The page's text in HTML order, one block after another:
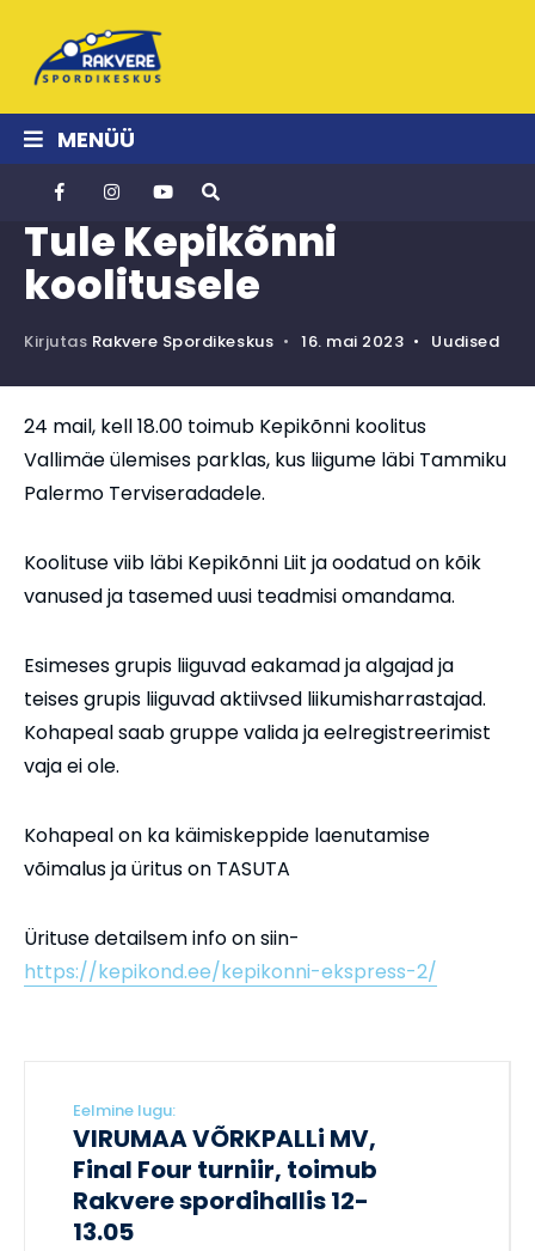
MENÜÜ
Tule Kepikõnni
koolitusele
Kirjutas Rakvere Spordikeskus • 16. mai 2023 • Uudised
24 mail, kell 18.00 toimub Kepikõnni koolitus
Vallimäe ülemises parklas, kus liigume läbi Tammiku
Palermo Terviseradadele.
Koolituse viib läbi Kepikõnni Liit ja oodatud on kõik
vanused ja tasemed uusi teadmisi omandama.
Esimeses grupis liiguvad eakamad ja algajad ja
teises grupis liiguvad aktiivsed liikumisharrastajad.
Kohapeal saab gruppe valida ja eelregistreerimist
vaja ei ole.
Kohapeal on ka käimiskeppide laenutamise
võimalus ja üritus on TASUTA
Ürituse detailsem info on siin-
https://kepikond.ee/kepikonni-ekspress-2/
Eelmine lugu:
VIRUMAA VÕRKPALLi MV,
Final Four turniir, toimub
Rakvere spordihallis 12-
13.05